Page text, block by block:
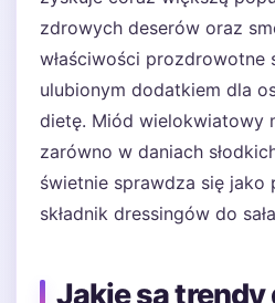
zdrowych deserów oraz
właściwości prozdrowotne
ulubionym dodatkiem dla
dietę. Miód wielokwiatowy
zarówno w daniach
świetnie sprawdza się
składnik dressingów do
Jakie są